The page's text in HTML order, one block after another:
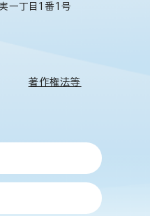
一丁目1番1号
著作権法等